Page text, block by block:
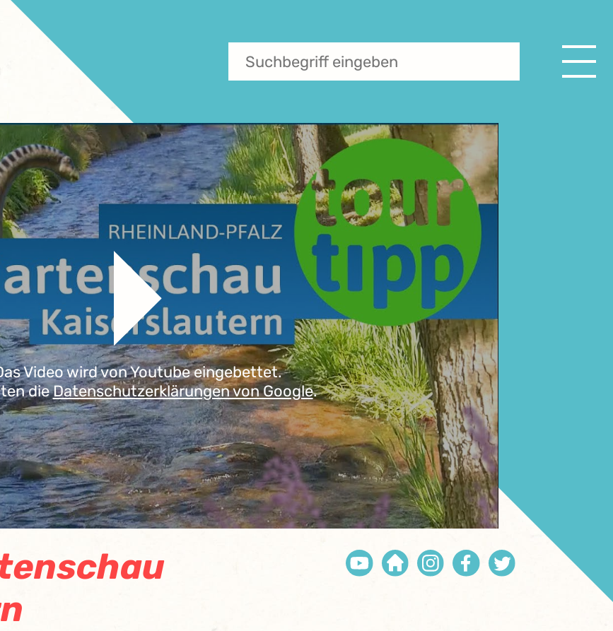
Video wird von Youtube eingebettet.
dieDatenschutzerklärungen von Google.